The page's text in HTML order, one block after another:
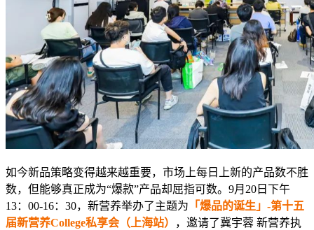
如今新品策略变得越来越重要，市场上每日上新的产品数不胜
数，但能够真正成为“爆款”产品却屈指可数。9月20日下午
13：00-16：30，新营养举办了主题为 「爆品的诞生」-第十五
届新营养College私享会（上海站）
，邀请了冀宇蓉 新营养执